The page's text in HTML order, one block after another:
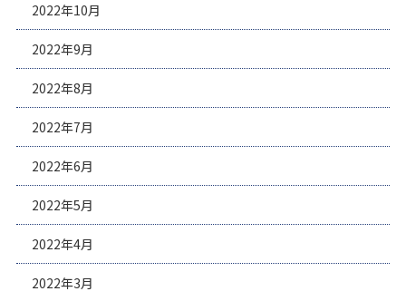
2022年10月
2022年9月
2022年8月
2022年7月
2022年6月
2022年5月
2022年4月
2022年3月